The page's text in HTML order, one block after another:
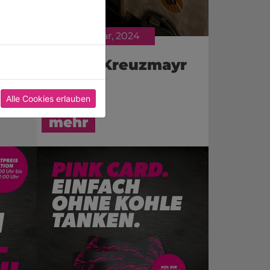
09. Februar, 2024
pink & Kreuzmayr
feiern!
mehr
Alle Cookies erlauben